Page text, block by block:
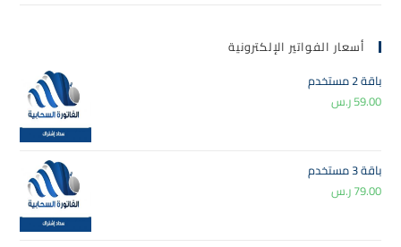
أسعار الفواتير الإلكترونية
باقة 2 مستخدم
59.00ر.س
باقة 3 مستخدم
79.00ر.س